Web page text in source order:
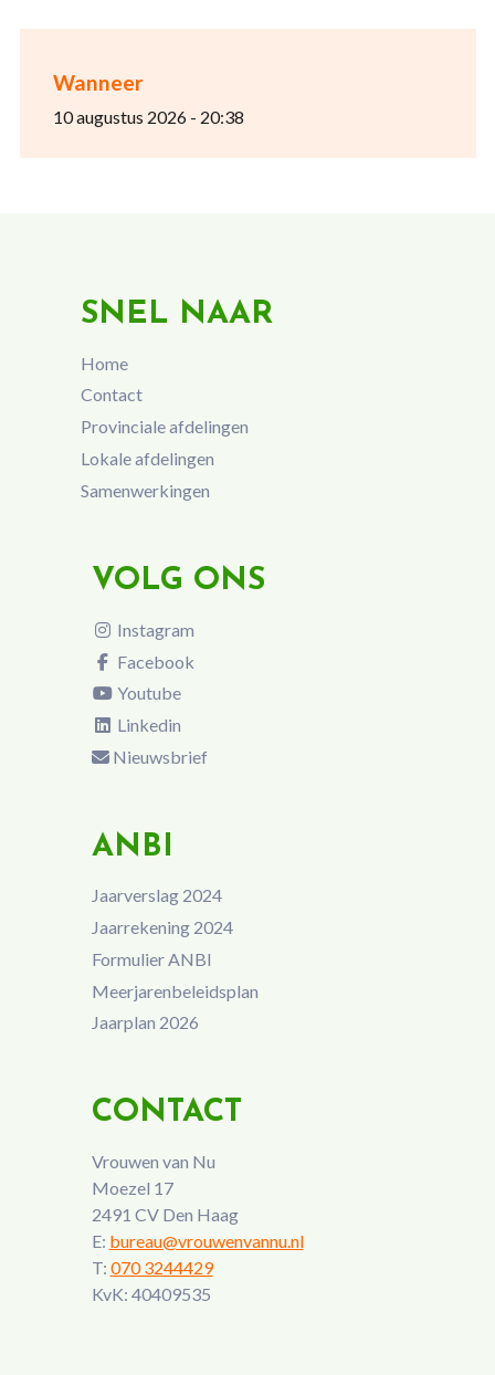
Wanneer
10 augustus 2026 - 20:38
SNEL NAAR
Home
Contact
Provinciale afdelingen
Lokale afdelingen
Samenwerkingen
VOLG ONS
Instagram
Facebook
Youtube
Linkedin
Nieuwsbrief
ANBI
Jaarverslag 2024
Jaarrekening 2024
Formulier ANBI
Meerjarenbeleidsplan
Jaarplan 2026
CONTACT
Vrouwen van Nu
Moezel 17
2491 CV Den Haag
E: bureau@vrouwenvannu.nl
T: 070 3244429
KvK: 40409535